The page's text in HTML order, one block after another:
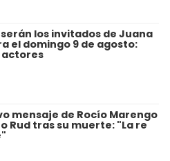
los invitados de Juana
el domingo 9 de agosto:
actores
mensaje de Rocío Marengo
Rud tras su muerte: "La re